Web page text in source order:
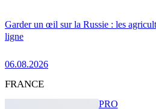
Garder un œil sur la Russie : les
ligne
06.08.2026
FRANCE
PRO